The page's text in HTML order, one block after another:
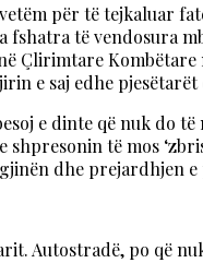
për të tejkaluar
fshatra të vendosura
Çlirimtare
e saj edhe
e dinte që nuk
të mos
dhe
Autostradë, po që